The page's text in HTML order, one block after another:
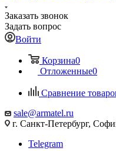
Заказать звонок
Задать вопрос
Войти
Корзина0
Отложенные0
Сравнение
sale@armatel.ru
г. Санкт-Петербург,
Telegram